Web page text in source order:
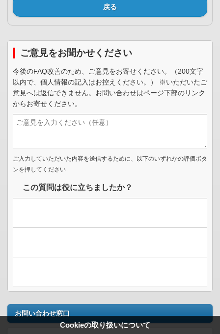
Cookieの取り扱いについて
戻る
ご意見をお聞かせください
今後のFAQ改善のため、ご意見をお寄せください。（200文字
以内で、個人情報の記入はお控えください。） ※いただいたご
意見へは返信できません。お問い合わせはページ下部のリンク
からお寄せください。
ご入力していただいた内容を送信するために、以下のいずれかの評価ボタ
ンを押してください
この質問は役に立ちましたか？
お問い合わせ窓口